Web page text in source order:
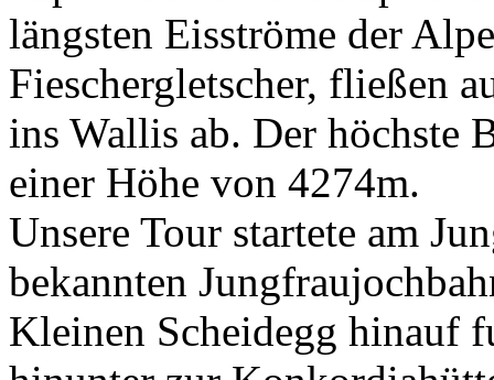
längsten Eisströme der
Fieschergletscher, fließen
ins Wallis ab. Der höchste
einer Höhe von 4274m.
Unsere Tour startete am
bekannten
Kleinen Scheidegg hinauf